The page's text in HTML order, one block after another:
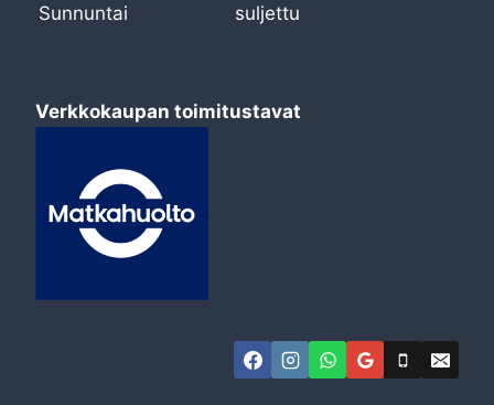
Sunnuntai
suljettu
Verkkokaupan toimitustavat